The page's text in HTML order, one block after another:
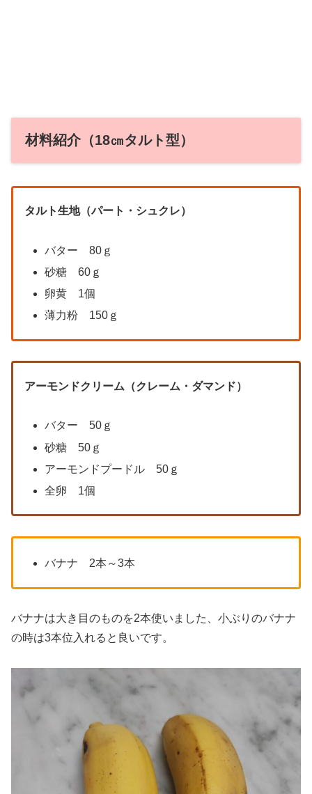
材料紹介（18㎝タルト型）
タルト生地（パート・シュクレ）
バター 80ｇ
砂糖 60ｇ
卵黄 1個
薄力粉 150ｇ
アーモンドクリーム（クレーム・ダマンド）
バター 50ｇ
砂糖 50ｇ
アーモンドプードル 50ｇ
全卵 1個
バナナ 2本～3本
バナナは大き目のものを2本使いました、小ぶりのバナナ
の時は3本位入れると良いです。